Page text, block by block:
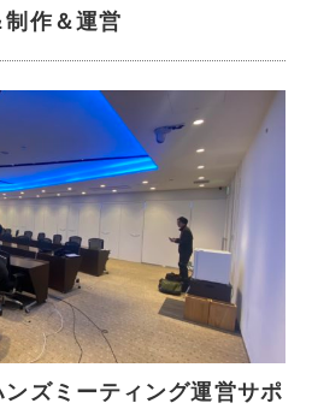
作＆運営
ズミーティング運営サポ